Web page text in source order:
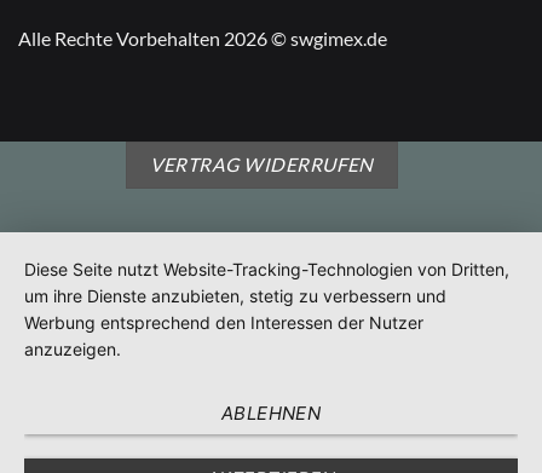
Alle Rechte Vorbehalten 2026 © swgimex.de
VERTRAG WIDERRUFEN
Diese Seite nutzt Website-Tracking-Technologien von Dritten,
um ihre Dienste anzubieten, stetig zu verbessern und
Werbung entsprechend den Interessen der Nutzer
anzuzeigen.
ABLEHNEN